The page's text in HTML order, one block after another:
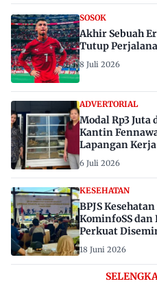
SOSOK
Akhir Sebuah
Tutup
8 Juli 2026
ADVERTORIAL
Modal Rp3 Juta
Kantin
Lapangan Kerja
6 Juli 2026
KESEHATAN
BPJS
KominfoSS
Perkuat
18 Juni 2026